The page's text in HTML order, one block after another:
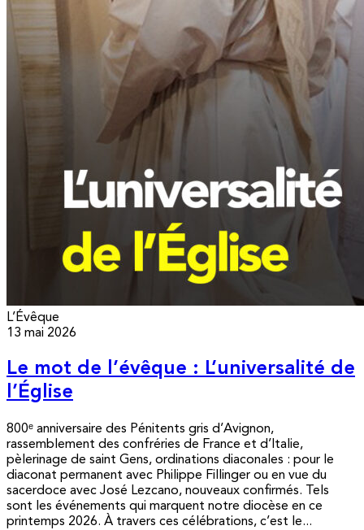
L’Évêque
13 mai 2026
Le mot de l’évêque : L’universalité de
l’Église
800ᵉ anniversaire des Pénitents gris d’Avignon,
rassemblement des confréries de France et d’Italie,
pèlerinage de saint Gens, ordinations diaconales : pour le
diaconat permanent avec Philippe Fillinger ou en vue du
sacerdoce avec José Lezcano, nouveaux confirmés. Tels
sont les événements qui marquent notre diocèse en ce
printemps 2026. À travers ces célébrations, c’est le...